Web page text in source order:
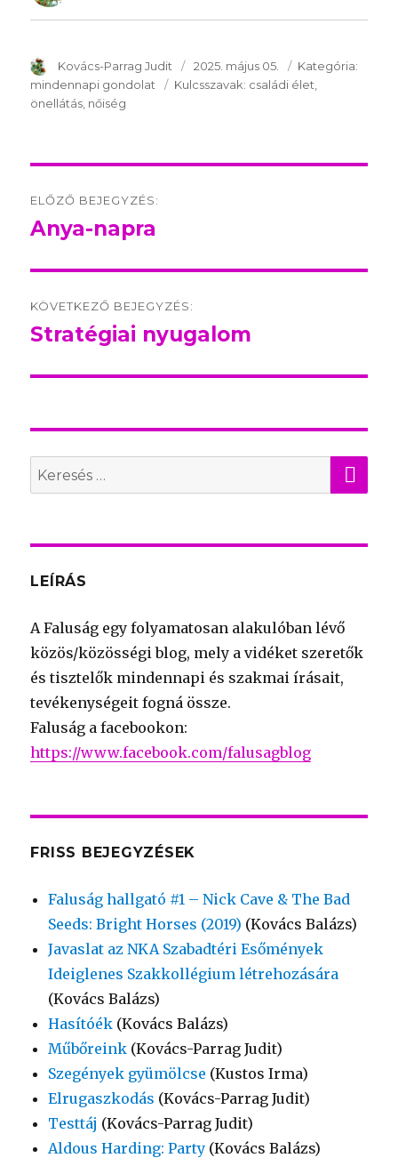
SzerzÅ
Kovács-Parrag Judit Közzétéve:
2025. május 05. Kategória:
mindennapi gondolat
Kulcsszavak: Kulcsszavak:
családi élet
önellátás nőiség
navigation
ELŐZŐ BEJEGYZÉS:
Előző
Anya-napra
KÖVETKEZŐ BEJEGYZÉS:
Következő
Stratégiai nyugalom
Search
for:
LEÍRÁS
A Faluság egy folyamatosan alakulóban lévő
közös/közösségi blog, mely a vidéket szeretők
és tisztelők mindennapi és szakmai írásait,
tevékenységeit fogná össze.
Faluság a facebookon:
https://www.facebook.com/falusagblog
FRISS BEJEGYZÉSEK
Faluság hallgató #1 – Nick Cave & The Bad
Seeds: Bright Horses (2019) (Kovács Balázs)
Javaslat az NKA Szabadtéri Esőmények
Ideiglenes Szakkollégium létrehozására
(Kovács Balázs)
Hasítóék (Kovács Balázs)
Műbőreink (Kovács-Parrag Judit)
Szegények gyümölcse (Kustos Irma)
Elrugaszkodás (Kovács-Parrag Judit)
Testtáj (Kovács-Parrag Judit)
Aldous Harding: Party (Kovács Balázs)